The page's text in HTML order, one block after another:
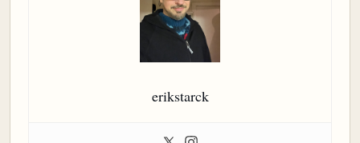
erikstarck